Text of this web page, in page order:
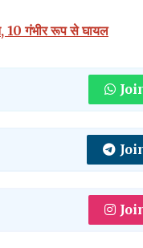
10 गंभीर रूप से घायल